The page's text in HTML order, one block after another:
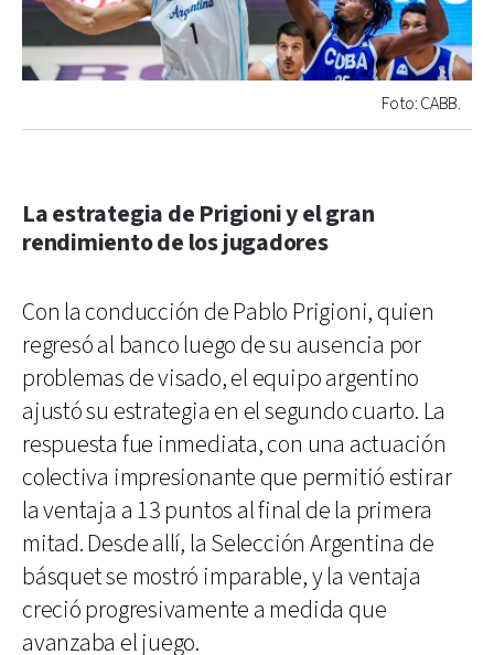
Foto: CABB.
La estrategia de Prigioni y el gran
rendimiento de los jugadores
Con la conducción de Pablo Prigioni, quien
regresó al banco luego de su ausencia por
problemas de visado, el equipo argentino
ajustó su estrategia en el segundo cuarto. La
respuesta fue inmediata, con una actuación
colectiva impresionante que permitió estirar
la ventaja a 13 puntos al final de la primera
mitad. Desde allí, la Selección Argentina de
básquet se mostró imparable, y la ventaja
creció progresivamente a medida que
avanzaba el juego.